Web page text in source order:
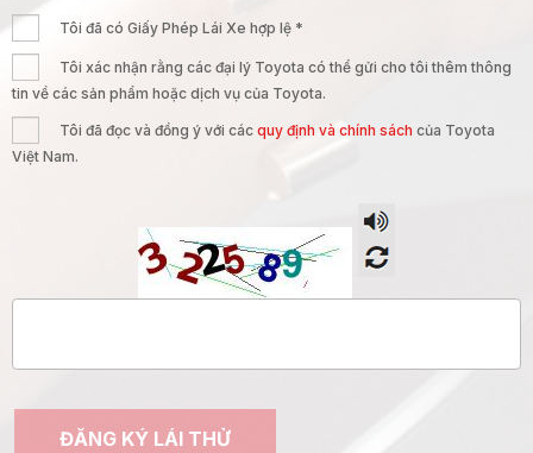
Tôi đã có Giấy Phép Lái Xe hợp lệ *
Tôi xác nhận rằng các đại lý Toyota có thể gửi cho tôi thêm thông
tin về các sản phẩm hoặc dịch vụ của Toyota.
Tôi đã đọc và đồng ý với các quy định và chính sách của Toyota
Việt Nam.
ĐĂNG KÝ LÁI THỬ